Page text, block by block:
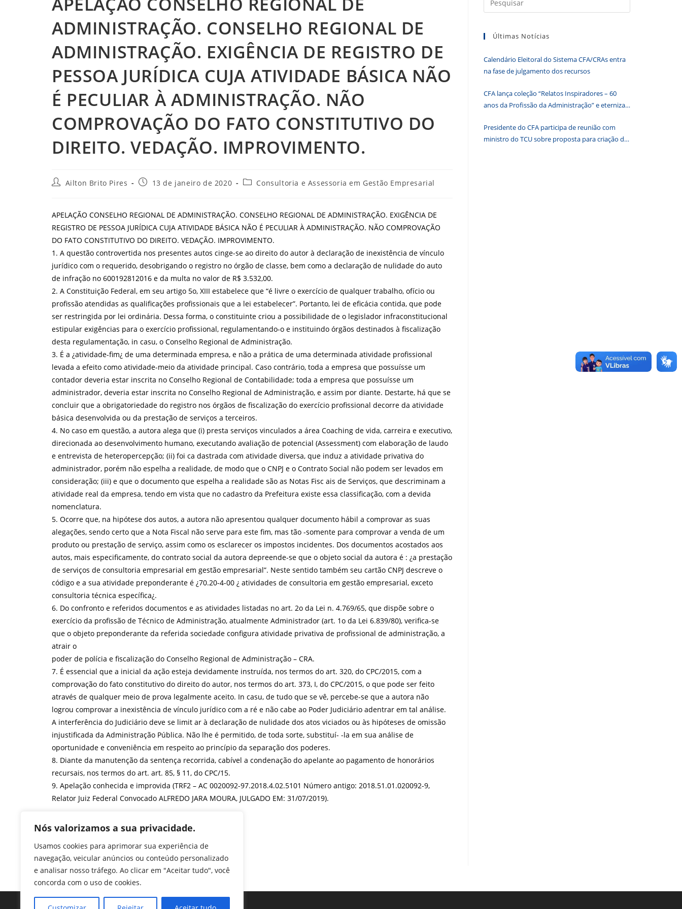
Nós valorizamos a sua privacidade.
Usamos cookies para aprimorar sua experiência de
navegação, veicular anúncios ou conteúdo personalizado
e analisar nosso tráfego. Ao clicar em "Aceitar tudo", você
concorda com o uso de cookies.
ADMINISTRAÇÃO. CONSELHO REGIONAL DE
ADMINISTRAÇÃO. EXIGÊNCIA DE REGISTRO DE
PESSOA JURÍDICA CUJA ATIVIDADE BÁSICA NÃO
É PECULIAR À ADMINISTRAÇÃO. NÃO
COMPROVAÇÃO DO FATO CONSTITUTIVO DO
DIREITO. VEDAÇÃO. IMPROVIMENTO.
AutorAilton Brito Pires
Post13 de janeiro de 2020
Categoria
Consultoria e Assessoria em Gestão Empresarial
APELAÇÃO CONSELHO REGIONAL DE ADMINISTRAÇÃO. CONSELHO REGIONAL DE ADMINISTRAÇÃO. EXIGÊNCIA DE
REGISTRO DE PESSOA JURÍDICA CUJA ATIVIDADE BÁSICA NÃO É PECULIAR À ADMINISTRAÇÃO. NÃO COMPROVAÇÃO
DO FATO CONSTITUTIVO DO DIREITO. VEDAÇÃO. IMPROVIMENTO.
1. A questão controvertida nos presentes autos cinge-se ao direito do autor à declaração de inexistência de vínculo
jurídico com o requerido, desobrigando o registro no órgão de classe, bem como a declaração de nulidade do auto
de infração no 600192812016 e da multa no valor de R$ 3.532,00.
2. A Constituição Federal, em seu artigo 5o, XIII estabelece que “é livre o exercício de qualquer trabalho, ofício ou
profissão atendidas as qualificações profissionais que a lei estabelecer”. Portanto, lei de eficácia contida, que pode
ser restringida por lei ordinária. Dessa forma, o constituinte criou a possibilidade de o legislador infraconstitucional
estipular exigências para o exercício profissional, regulamentando-o e instituindo órgãos destinados à fiscalização
desta regulamentação, in casu, o Conselho Regional de Administração.
3. É a ¿atividade-fim¿ de uma determinada empresa, e não a prática de uma determinada atividade profissional
levada a efeito como atividade-meio da atividade principal. Caso contrário, toda a empresa que possuísse um
contador deveria estar inscrita no Conselho Regional de Contabilidade; toda a empresa que possuísse um
administrador, deveria estar inscrita no Conselho Regional de Administração, e assim por diante. Destarte, há que se
concluir que a obrigatoriedade do registro nos órgãos de fiscalização do exercício profissional decorre da atividade
básica desenvolvida ou da prestação de serviços a terceiros.
4. No caso em questão, a autora alega que (i) presta serviços vinculados a área Coaching de vida, carreira e executivo,
direcionada ao desenvolvimento humano, executando avaliação de potencial (Assessment) com elaboração de laudo
e entrevista de heteropercepção; (ii) foi ca dastrada com atividade diversa, que induz a atividade privativa do
administrador, porém não espelha a realidade, de modo que o CNPJ e o Contrato Social não podem ser levados em
consideração; (iii) e que o documento que espelha a realidade são as Notas Fisc ais de Serviços, que descriminam a
atividade real da empresa, tendo em vista que no cadastro da Prefeitura existe essa classificação, com a devida
nomenclatura.
5. Ocorre que, na hipótese dos autos, a autora não apresentou qualquer documento hábil a comprovar as suas
alegações, sendo certo que a Nota Fiscal não serve para este fim, mas tão -somente para comprovar a venda de um
produto ou prestação de serviço, assim como os esclarecer os impostos incidentes. Dos documentos acostados aos
autos, mais especificamente, do contrato social da autora depreende-se que o objeto social da autora é : ¿a prestação
de serviços de consultoria empresarial em gestão empresarial”. Neste sentido também seu cartão CNPJ descreve o
código e a sua atividade preponderante é ¿70.20-4-00 ¿ atividades de consultoria em gestão empresarial, exceto
consultoria técnica específica¿.
6. Do confronto e referidos documentos e as atividades listadas no art. 2o da Lei n. 4.769/65, que dispõe sobre o
exercício da profissão de Técnico de Administração, atualmente Administrador (art. 1o da Lei 6.839/80), verifica-se
que o objeto preponderante da referida sociedade configura atividade privativa de profissional de administração, a
atrair o
poder de polícia e fiscalização do Conselho Regional de Administração – CRA.
7. É essencial que a inicial da ação esteja devidamente instruída, nos termos do art. 320, do CPC/2015, com a
comprovação do fato constitutivo do direito do autor, nos termos do art. 373, I, do CPC/2015, o que pode ser feito
através de qualquer meio de prova legalmente aceito. In casu, de tudo que se vê, percebe-se que a autora não
logrou comprovar a inexistência de vínculo jurídico com a ré e não cabe ao Poder Judiciário adentrar em tal análise.
A interferência do Judiciário deve se limit ar à declaração de nulidade dos atos viciados ou às hipóteses de omissão
injustificada da Administração Pública. Não lhe é permitido, de toda sorte, substituí- -la em sua análise de
oportunidade e conveniência em respeito ao princípio da separação dos poderes.
8. Diante da manutenção da sentença recorrida, cabível a condenação do apelante ao pagamento de honorários
recursais, nos termos do art. art. 85, § 11, do CPC/15.
9. Apelação conhecida e improvida (TRF2 – AC 0020092-97.2018.4.02.5101 Número antigo: 2018.51.01.020092-9,
Relator Juiz Federal Convocado ALFREDO JARA MOURA, JULGADO EM: 31/07/2019).
F
a
c
e
T
w
itt
er
Li
n
k
e
W
h
at
s
M
e
ss
e
Pr
in
tF
ri
a
Últimas Notícias
Calendário Eleitoral do Sistema CFA/CRAs entra
na fase de julgamento dos recursos
CFA lança coleção “Relatos Inspiradores – 60
anos da Profissão da Administração” e eterniza
Presidente do CFA participa de reunião com
ministro do TCU sobre proposta para criação de